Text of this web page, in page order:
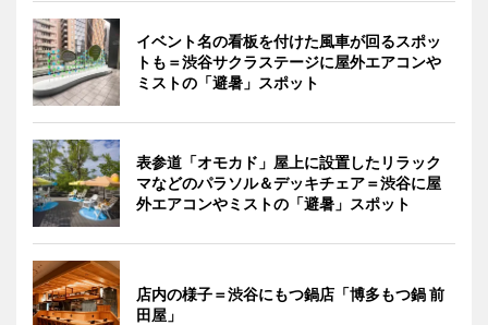
イベント名の看板を付けた風車が回るスポッ
トも＝渋谷サクラステージに屋外エアコンや
ミストの「避暑」スポット
表参道「オモカド」屋上に設置したリラック
マなどのパラソル＆デッキチェア＝渋谷に屋
外エアコンやミストの「避暑」スポット
店内の様子＝渋谷にもつ鍋店「博多もつ鍋 前
田屋」